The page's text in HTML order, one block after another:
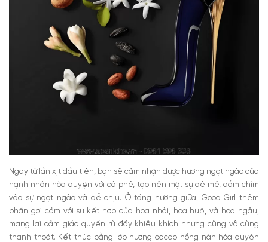
Ngay từ lần xịt đầu tiên, bạn sẽ cảm nhận được hương ngọt ngào của
hạnh nhân hòa quyện với cà phê, tạo nên một sự đê mê, đắm chìm
vào sự ngọt ngào và dễ chịu. Ở tầng hương giữa, Good Girl thêm
phần gợi cảm với sự kết hợp của hoa nhài, hoa huệ, và hoa ngâu,
mang lại cảm giác quyến rũ đầy khiêu khích nhưng cũng vô cùng
thanh thoát. Kết thúc bằng lớp hương cacao nồng nàn hòa quyện